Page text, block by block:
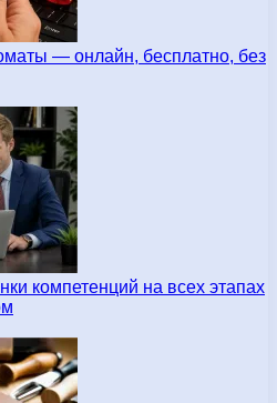
— онлайн, бесплатно, без
компетенций на всех этапах